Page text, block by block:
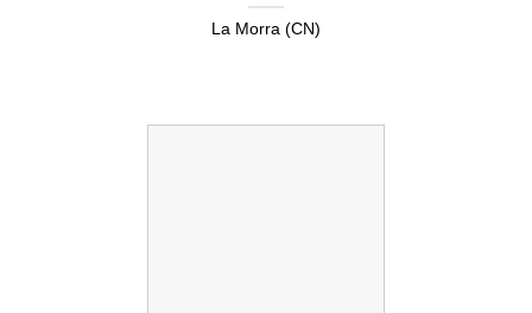
La Morra (CN)